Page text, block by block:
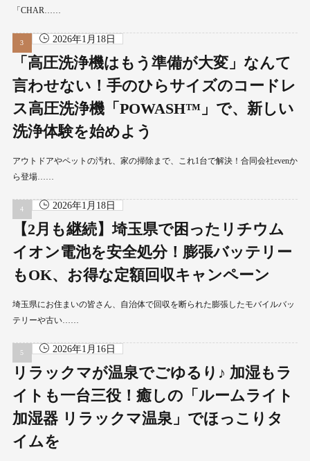
「CHAR……
2026年1月18日
「高圧洗浄機はもう準備が大変」なんて
言わせない！手のひらサイズのコードレ
ス高圧洗浄機「POWASH™」で、新しい
洗浄体験を始めよう
アウトドアやペットの汚れ、家の掃除まで、これ1台で解決！合同会社evenか
ら登場……
2026年1月18日
【2月も継続】埼玉県で困ったリチウム
イオン電池を安全処分！膨張バッテリー
もOK、お得な定額回収キャンペーン
埼玉県にお住まいの皆さん、自治体で回収を断られた膨張したモバイルバッ
テリーや古い……
2026年1月16日
リラックマが温泉でごゆるり♪ 加湿もラ
イトも一台三役！癒しの「ルームライト
加湿器 リラックマ温泉」でほっこりタ
イムを